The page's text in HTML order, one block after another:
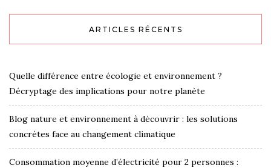
ARTICLES RÉCENTS
Quelle différence entre écologie et environnement ?
Décryptage des implications pour notre planète
Blog nature et environnement à découvrir : les solutions
concrètes face au changement climatique
Consommation moyenne d’électricité pour 2 personnes :